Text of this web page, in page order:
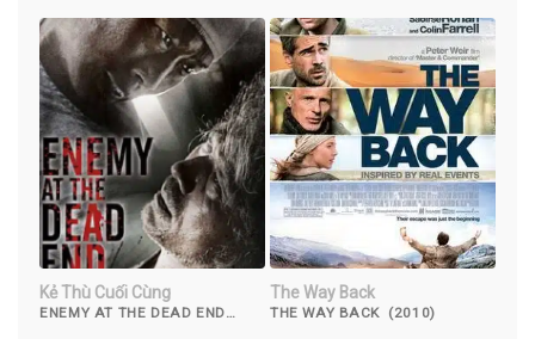
Kẻ Thù Cuối Cùng
ENEMY AT THE DEAD END
The Way Back
THE WAY BACK (2010)